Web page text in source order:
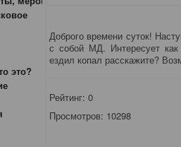
Доброго времени суток!
с собой МД. Интересует
ездил копал расскажите?
Рейтинг:0
Просмотров: 10298
это?